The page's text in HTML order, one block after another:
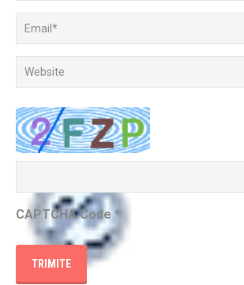
CAPTCHA Code *